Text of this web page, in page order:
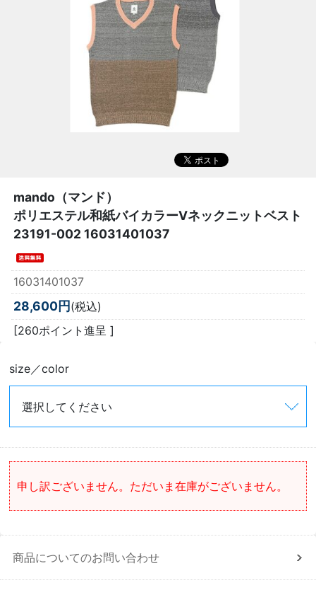
mando（マンド）
ポリエステル和紙バイカラーVネックニットベスト
23191-002 16031401037
16031401037
28,600円(税込)
[260ポイント進呈 ]
size／color
申し訳ございません。ただいま在庫がございません。
商品についてのお問い合わせ